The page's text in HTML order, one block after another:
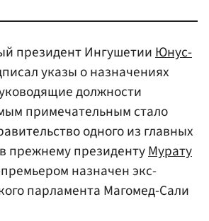
президент Ингушетии Юнус-
указы о назначениях
должности
примечательным стало
одного из главных
прежнему президентуМурату
назначен экс-
парламента Магомед-Сали